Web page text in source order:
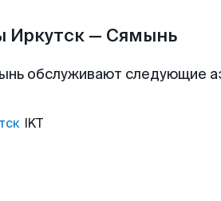
Иркутск — Сямынь
обслуживают следующие
IKT